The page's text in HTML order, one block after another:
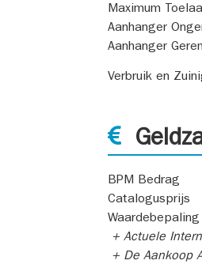
Maximum
Aanhanger
Aanhanger
Verbruik en
BPM Bedrag
Catalogusprijs
+ Actuele
+ De Aankoop